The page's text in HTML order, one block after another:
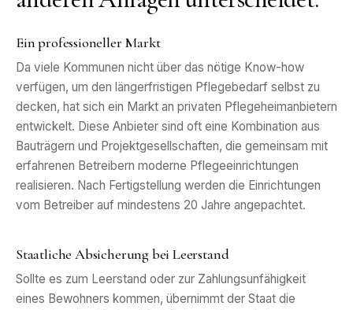
Ein professioneller Markt
Da viele Kommunen nicht über das nötige Know-how
verfügen, um den längerfristigen Pflegebedarf selbst zu
decken, hat sich ein Markt an privaten Pflegeheimanbietern
entwickelt. Diese Anbieter sind oft eine Kombination aus
Bauträgern und Projektgesellschaften, die gemeinsam mit
erfahrenen Betreibern moderne Pflegeeinrichtungen
realisieren. Nach Fertigstellung werden die Einrichtungen
vom Betreiber auf mindestens 20 Jahre angepachtet.
Staatliche Absicherung bei Leerstand
Sollte es zum Leerstand oder zur Zahlungsunfähigkeit
eines Bewohners kommen, übernimmt der Staat die